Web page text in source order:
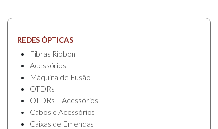
REDES ÓPTICAS
Fibras Ribbon
Acessórios
Máquina de Fusão
OTDRs
OTDRs – Acessórios
Cabos e Acessórios
Caixas de Emendas